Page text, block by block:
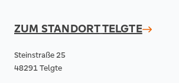
ZUM STANDORTTELGTE
Steinstraße 25
48291 Telgte